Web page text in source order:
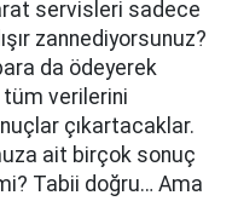
servisleri sadece
zannediyorsunuz?
da ödeyerek
verilerini
çıkartacaklar.
ait birçok sonuç
Tabii doğru… Ama